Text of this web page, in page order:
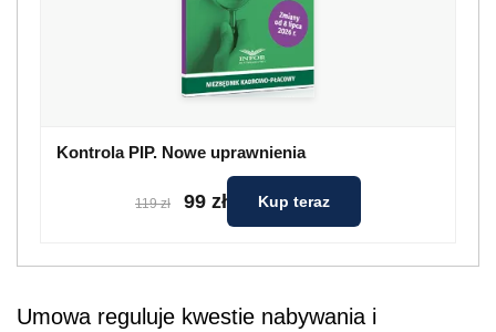
Kontrola PIP. Nowe uprawnienia
119 zł 99 zł Kup teraz
Umowa reguluje kwestie nabywania i